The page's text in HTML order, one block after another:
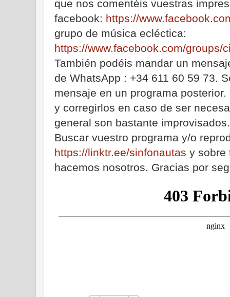
que nos comentéis vuestras
facebook: https://
grupo de música ecléctica:
https://www.facebook.com/groups/
También podéis mandar un
de WhatsApp : +34 611 60 59 73.
mensaje en un programa
y corregirlos en caso de ser
general son bastante improvisados.
Buscar vuestro programa y/o
https://linktr.ee/sinfonautas y sobre
hacemos nosotros. Gracias por